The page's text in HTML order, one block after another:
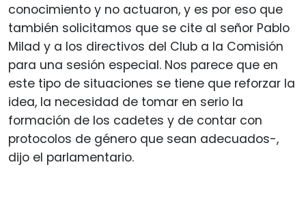
conocimiento y no actuaron, y es por eso que
también solicitamos que se cite al señor Pablo
Milad y a los directivos del Club a la Comisión
para una sesión especial. Nos parece que en
este tipo de situaciones se tiene que reforzar la
idea, la necesidad de tomar en serio la
formación de los cadetes y de contar con
protocolos de género que sean adecuados-,
dijo el parlamentario.